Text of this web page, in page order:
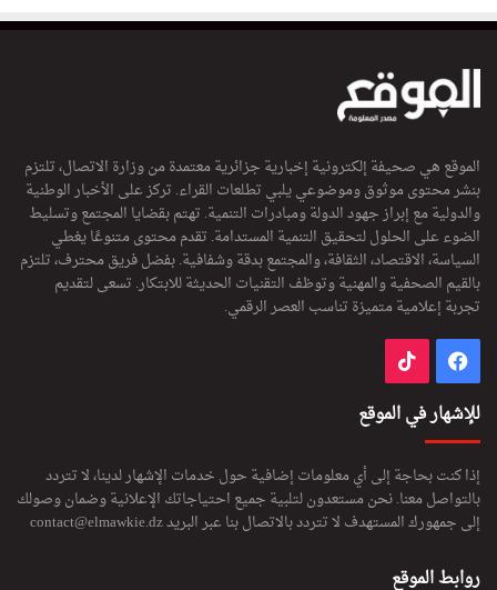
الموقع هي صحيفة إلكترونية إخبارية جزائرية معتمدة من وزارة الاتصال، تلتزم
بنشر محتوى موثوق وموضوعي يلبي تطلعات القراء. تركز على الأخبار الوطنية
والدولية مع إبراز جهود الدولة ومبادرات التنمية. تهتم بقضايا المجتمع وتسليط
الضوء على الحلول لتحقيق التنمية المستدامة. تقدم محتوى متنوعًا يغطي
السياسة، الاقتصاد، الثقافة، والمجتمع بدقة وشفافية. بفضل فريق محترف، تلتزم
بالقيم الصحفية والمهنية وتوظف التقنيات الحديثة للابتكار. تسعى لتقديم
تجربة إعلامية متميزة تناسب العصر الرقمي.
فيسبوك
للإشهار في الموقع
إذا كنت بحاجة إلى أي معلومات إضافية حول خدمات الإشهار لدينا، لا تتردد
بالتواصل معنا. نحن مستعدون لتلبية جميع احتياجاتك الإعلانية وضمان وصولك
إلى جمهورك المستهدف لا تتردد بالاتصال بنا عبر البريدcontact@elmawkie.dz
روابط الموقع